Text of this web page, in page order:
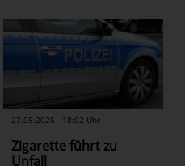
27.05.2025 - 18:02 Uhr
Zigarette führt zu
Unfall